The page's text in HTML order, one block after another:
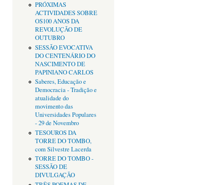
PRÓXIMAS
ACTIVIDADES SOBRE
OS100 ANOS DA
REVOLUÇÃO DE
OUTUBRO
SESSÃO EVOCATIVA
DO CENTENÁRIO DO
NASCIMENTO DE
PAPINIANO CARLOS
Saberes, Educação e
Democracia - Tradição e
atualidade do
movimento das
Universidades Populares
- 29 de Novembro
TESOUROS DA
TORRE DO TOMBO,
com Silvestre Lacerda
TORRE DO TOMBO -
SESSÃO DE
DIVULGAÇÃO